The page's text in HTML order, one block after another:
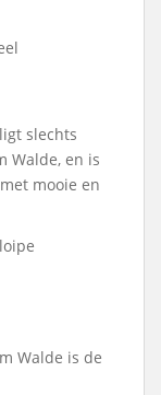
slechts
Walde, en is
mooie en
Walde is de